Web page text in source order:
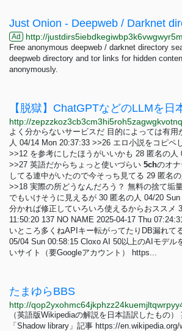
Just Onion - Deepweb / Darknet
Ad http://
Free anonymous deepweb / darknet directory
deepweb directory and tor links for hidden
anonymously.
よく分からないサービスだ 目的によっては有用
人 04/14 Mon 20:37:33 >>26 エロ小説をコピペ
>>12 を参考にしたほうがいいかも 28 匿名の人
>>27 英語だからちょっと使いづらい 5chのオ
してる連中がいたので今そっち見てる 29 匿名
>>18 実際の所どうなんだろう？ 無料の捨て垢
でもいけそうに見えるが 30 匿名の人 04/20
分かれば修正していろいろ使えるからおススメ
11:50:20 137 NO NAME 2025-04-17 Thu
いところ多くねAPIキー転がってたりDB漏れて
05/04 Sun 00:58:15 Cloxo AI 50以上のAIモデル
いサイト（要Googleアカウント） https...
たまゆらBBS
（英語版Wikipediaの解説を日本語訳したもの
「Shadow library」記事 https://